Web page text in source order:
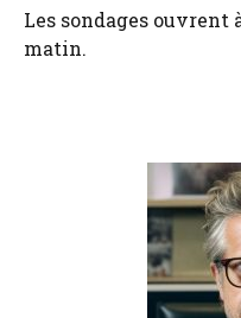
Les sondages
matin.